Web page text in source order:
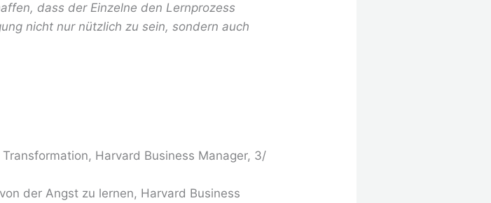
dass der Einzelne den Lernprozess
nicht nur nützlich zu sein, sondern auch
Harvard Business Manager, 3/
der Angst zu lernen, Harvard Business